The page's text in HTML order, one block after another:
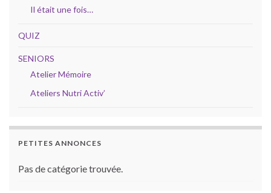
Il était une fois…
QUIZ
SENIORS
Atelier Mémoire
Ateliers Nutri Activ’
PETITES ANNONCES
Pas de catégorie trouvée.